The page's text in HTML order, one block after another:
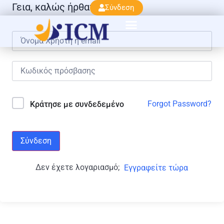
Σύνδεση
Γεια, καλώς ήρθατε πάλι!
Κράτησε με συνδεδεμένο Forgot Password?
Σύνδεση
Δεν έχετε λογαριασμό; Εγγραφείτε τώρα